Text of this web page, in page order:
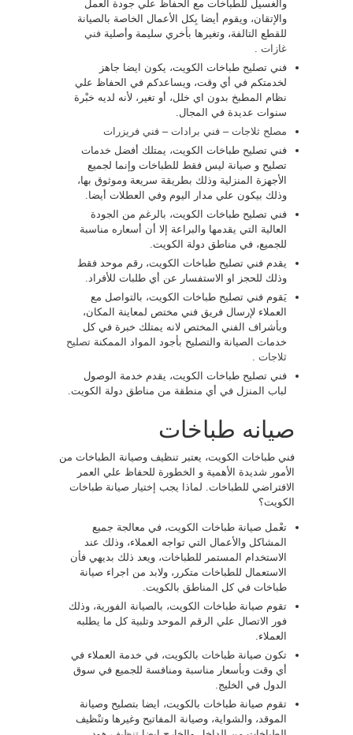
والغسيل للطباخات مع الحفاظ علي جودة العمل
والإتقان، ويقوم أيضا بِكل الأعمال الخاصة بالصيانة
للقطع التالفة، وتغيرها بأخري سليمة وأصلية فني
غازات
فني تصليح طباخات الكويت، يكون ايضا جاهز
لخدمتكم في أي وقت، ويساعدكم في الحفاظ علي
نظام المطبخ بدون اي خلل، أو تغير، لأنه لديه خبْرة
سنوات عديدة في المجال.
مصلح ثلاجات – فني برادات – فني فريزرات
فني تصليح طباخات الكويت، يمتلك أفضل خدمات
تصليح و صيانة ليس فقط للطباخات وإنما لجميع
الأجهزة المنزلية وذلك بطريقة سريعة وموثوق بها،
وذلك بيكون علي مدار اليوم وفي العطلات أيضا.
فني تصليح طباخات الكويت، بالرغم من الجودة
العالية التي يقدمها والبراعة إلا أن أسعاره مناسبة
للجميع، في مناطق دولة الكويت.
يقدم فني تصليح طباخات الكويت، رقم موحد فقط
وذلك للحجز او الاستفسار عن أي طلبات للأفراد.
يَقوم فني تصليح طباخات الكويت، بالتواصل مع
العملاء لإرسال فريق فني مختص لمعاينة المكان،
وبأشراف الفني المختص لانه يمتلك خبرة في كل
خدمات الصيانة والتصليح بأجود المواد الممكنة تصليح
ثلاجات
فني تصليح طباخات الكويت، يقدم خدمة الوصول
لباب المنزل في أي منطقة من مناطق دولة الكويت.
صيانه طباخات
فني طباخات الكويت، يعتبر تنظيف وصيانة الطباخات من
الأمور شديدة الأهمية و الخطورة للحفاظ علي العمر
الافتراضي للطباخات. لماذا يجب إختيار صيانة طباخات
الكويت؟
تعْمل صيانة طباخات الكويت، في معالجة جميع
المشاكل والأعمال التي تواجه العملاء، وذلك عند
الاستخدام المستمر للطباخات، ويعد ذلك بديهي فأن
الاستعمال للطباخات متكرر، ولابد من اجراء صيانة
طباخات في كل المناطق بالكويت.
تقوم صيانة طباخات الكويت، بالصيانة الفورية، وذلك
فور الاتصال علي الرقم الموحد وتلبية كل ما يطلبه
العملاء.
تكون صيانة طباخات بالكويت، في خدمة العملاء في
أي وقت وبأسعار مناسبة ومنافسة للجميع في سوق
الدول في الخليج.
تقوم صيانة طباخات بالكويت، ايضا بتصليح وصيانة
الموقد، والشواية، وصيانة المفاتيح وغيرها وتنْظيف